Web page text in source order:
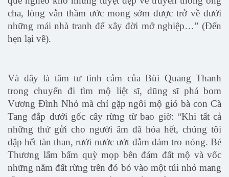
cha, lòng vẫn thầm ước mong sớm được trở về dưới
những mái nhà tranh để xây đời mở nghiệp…” (Đến
hẹn lại về).
Và đây là tâm tư tình cảm của Bùi Quang Thanh
trong chuyến đi tìm mộ liệt sĩ, dũng sĩ phá bom
Vương Đình Nhỏ mà chỉ gặp ngôi mộ gió bà con Cà
Tang đắp dưới gốc cây rừng từ bao giờ: “Khi tất cả
những thứ gửi cho người âm đã hóa hết, chúng tôi
dập hết tàn than, rưới nước ướt đẫm đám tro nóng. Bé
Thương lẩm bẩm quỳ mọp bên đám đất mộ và vốc
những nắm đất rừng trên đó bỏ vào một túi nhỏ mang